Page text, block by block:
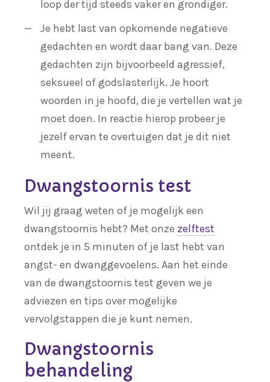
loop der tijd steeds vaker en grondiger.
Je hebt last van opkomende negatieve
gedachten en wordt daar bang van. Deze
gedachten zijn bijvoorbeeld agressief,
seksueel of godslasterlijk. Je hoort
woorden in je hoofd, die je vertellen wat je
moet doen. In reactie hierop probeer je
jezelf ervan te overtuigen dat je dit niet
meent.
Dwangstoornis test
Wil jij graag weten of je mogelijk een
dwangstoornis hebt? Met onze zelftest
ontdek je in 5 minuten of je last hebt van
angst- en dwanggevoelens. Aan het einde
van de dwangstoornis test geven we je
adviezen en tips over mogelijke
vervolgstappen die je kunt nemen.
Dwangstoornis
behandeling